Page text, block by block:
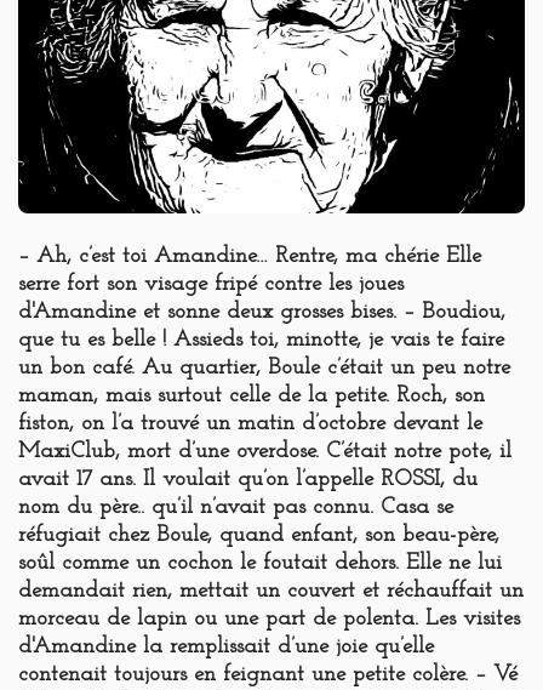
– Ah, c’est toi Amandine… Rentre, ma chérie Elle
serre fort son visage fripé contre les joues
d'Amandine et sonne deux grosses bises. – Boudiou,
que tu es belle ! Assieds toi, minotte, je vais te faire
un bon café. Au quartier, Boule c’était un peu notre
maman, mais surtout celle de la petite. Roch, son
fiston, on l’a trouvé un matin d’octobre devant le
MaxiClub, mort d’une overdose. C’était notre pote, il
avait 17 ans. Il voulait qu’on l’appelle ROSSI, du
nom du père.. qu’il n’avait pas connu. Casa se
réfugiait chez Boule, quand enfant, son beau-père,
soûl comme un cochon le foutait dehors. Elle ne lui
demandait rien, mettait un couvert et réchauffait un
morceau de lapin ou une part de polenta. Les visites
d'Amandine la remplissait d’une joie qu’elle
contenait toujours en feignant une petite colère. – Vé